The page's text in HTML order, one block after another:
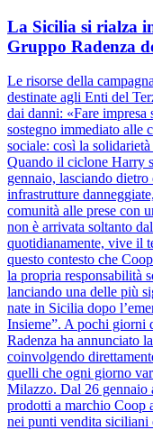
La Sicilia si rialza
Gruppo Radenza
Le risorse della
destinate agli Enti del
dai danni: «Fare
sostegno immediato alle
sociale: così la
Quando il ciclone Harry
gennaio, lasciando
infrastrutture
comunità alle prese con
non è arrivata soltanto
quotidianamente, vive il
questo contesto che
la propria responsabilità
lanciando una delle più
nate in Sicilia dopo
Insieme”. A pochi giorni
Radenza ha annunciato
coinvolgendo
quelli che ogni giorno
Milazzo. Dal 26 gennaio
prodotti a marchio Coop
nei punti vendita siciliani